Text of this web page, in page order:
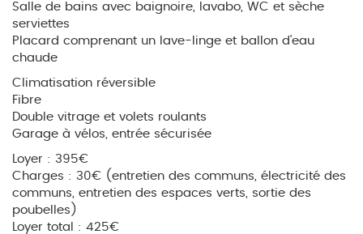
Salle de bains avec baignoire, lavabo, WC et sèche
serviettes
Placard comprenant un lave-linge et ballon d'eau
chaude
Climatisation réversible
Fibre
Double vitrage et volets roulants
Garage à vélos, entrée sécurisée
Loyer : 395€
Charges : 30€ (entretien des communs, électricité des
communs, entretien des espaces verts, sortie des
poubelles)
Loyer total : 425€